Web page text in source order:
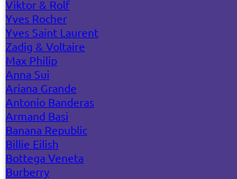
Viktor & Rolf
Yves Rocher
Yves Saint Laurent
Zadig & Voltaire
Max Philip
Anna Sui
Ariana Grande
Antonio Banderas
Armand Basi
Banana Republic
Billie Eilish
Bottega Veneta
Burberry